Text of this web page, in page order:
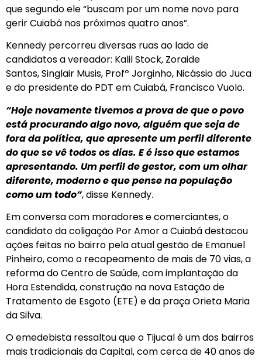
que segundo ele “buscam por um nome novo para
gerir Cuiabá nos próximos quatro anos”.
Kennedy percorreu diversas ruas ao lado de
candidatos a vereador: Kalil Stock, Zoraide
Santos, Singlair Musis, Profº Jorginho, Nicássio do Juca
e do presidente do PDT em Cuiabá, Francisco Vuolo.
“Hoje novamente tivemos a prova de que o povo
está procurando algo novo, alguém que seja de
fora da política, que apresente um perfil diferente
do que se vê todos os dias. E é isso que estamos
apresentando. Um perfil de gestor, com um olhar
diferente, moderno e que pense na população
como um todo”, disse Kennedy.
Em conversa com moradores e comerciantes, o
candidato da coligação Por Amor a Cuiabá destacou
ações feitas no bairro pela atual gestão de Emanuel
Pinheiro, como o recapeamento de mais de 70 vias, a
reforma do Centro de Saúde, com implantação da
Hora Estendida, construção na nova Estação de
Tratamento de Esgoto (ETE) e da praça Orieta Maria
da Silva.
O emedebista ressaltou que o Tijucal é um dos bairros
mais tradicionais da Capital, com cerca de 40 anos de